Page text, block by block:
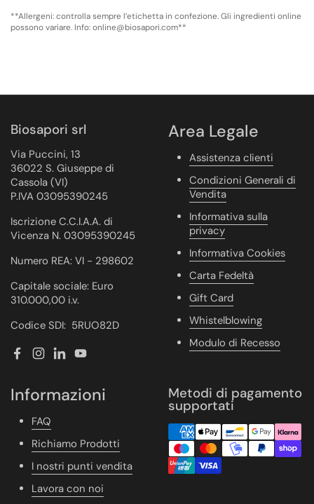
**Allergeni: controlla sempre l’etichetta in confezione. Gli ingredienti online
possono variare. Info: online@biosapori.com**
Biosapori srl
Via Puccini, 13
36022 S. Giuseppe di
Cassola (VI)
P.IVA 03095390245
Iscrizione C.C.I.A.A. di
Vicenza N. 03095390245
Numero REA: VI - 298602
Capitale sociale: Euro
310.000,00 i.v.
Codice SDI: 5RUO82D
Facebook
Instagram
LinkedInYouTube
Area Legale
Assistenza clienti
Condizioni Generali di
Vendita
Informativa sulla
privacy
Informativa Cookies
Carta Fedeltà
Gift Card
Whistelblowing
Modulo di Recesso
Informazioni
FAQ
Richiamo Prodotti
I nostri punti vendita
Lavora con noi
Metodi di pagamento
supportati